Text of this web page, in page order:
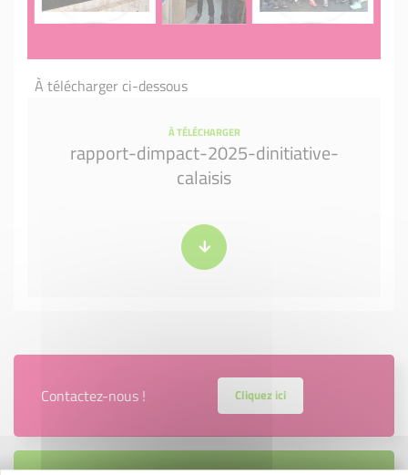
À télécharger ci-dessous
À TÉLÉCHARGER
rapport-dimpact-2025-dinitiative-
calaisis
Contactez-nous ! Cliquez ici